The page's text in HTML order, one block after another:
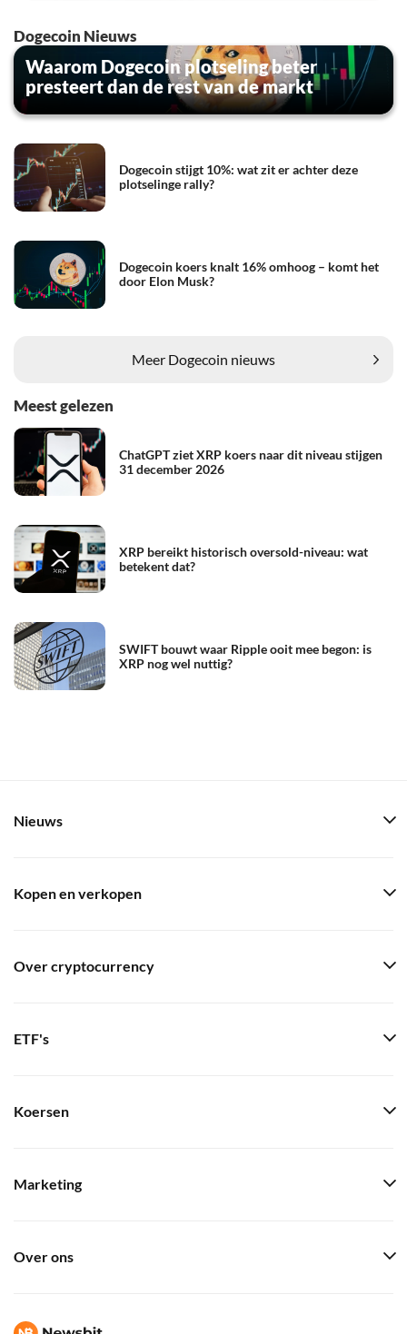
Dogecoin Nieuws
Waarom Dogecoin plotseling beter
presteert dan de rest van de markt
Dogecoin stijgt 10%: wat zit er achter deze
plotselinge rally?
Dogecoin koers knalt 16% omhoog – komt het
door Elon Musk?
Meer Dogecoin nieuws
Meest gelezen
ChatGPT ziet XRP koers naar dit niveau stijgen
31 december 2026
XRP bereikt historisch oversold-niveau: wat
betekent dat?
SWIFT bouwt waar Ripple ooit mee begon: is
XRP nog wel nuttig?
Nieuws
Kopen en verkopen
Over cryptocurrency
ETF's
Koersen
Marketing
Over ons